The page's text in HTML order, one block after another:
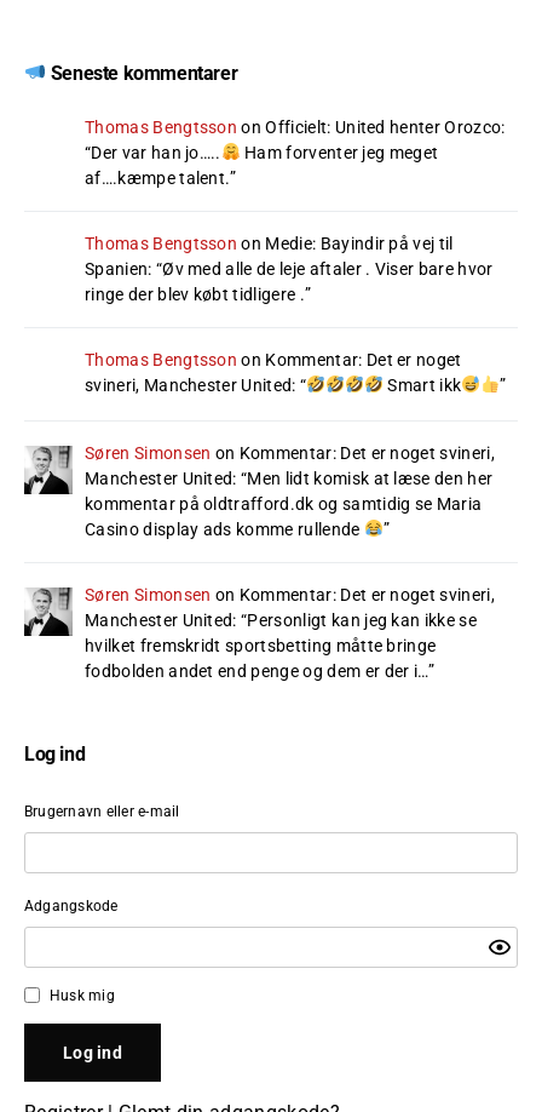
Seneste kommentarer
Thomas Bengtsson onOfficielt: United henter Orozco:
“Der var han jo…..
Ham forventer jeg meget
af….kæmpe talent.”
Thomas Bengtsson on Medie: Bayindir på vej til
Spanien: “Øv med alle de leje aftaler . Viser bare hvor
ringe der blev købt tidligere .”
Thomas Bengtsson on Kommentar: Det er noget
svineri, Manchester United: “ Smart ikk ”
Søren Simonsen on Kommentar: Det er noget svineri,
Manchester United: “Men lidt komisk at læse den her
kommentar på oldtrafford.dk og samtidig se Maria
Casino display ads komme rullende
”
Søren Simonsen on Kommentar: Det er noget svineri,
Manchester United: “Personligt kan jeg kan ikke se
hvilket fremskridt sportsbetting måtte bringe
fodbolden andet end penge og dem er der i…”
Log ind
Brugernavn eller e-mail
Adgangskode
Husk mig